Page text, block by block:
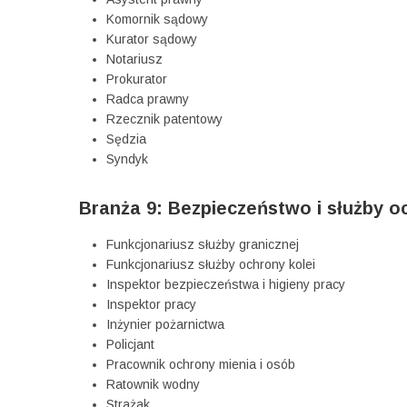
Komornik sądowy
Kurator sądowy
Notariusz
Prokurator
Radca prawny
Rzecznik patentowy
Sędzia
Syndyk
Branża 9: Bezpieczeństwo i służby
Funkcjonariusz służby granicznej
Funkcjonariusz służby ochrony kolei
Inspektor bezpieczeństwa i higieny pracy
Inspektor pracy
Inżynier pożarnictwa
Policjant
Pracownik ochrony mienia i osób
Ratownik wodny